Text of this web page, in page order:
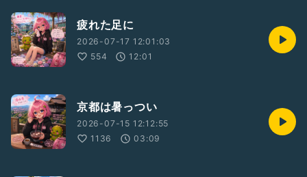
疲れた足に
2026-07-17 12:01:03
554
12:01
京都は暑っつい
2026-07-15 12:12:55
1136
03:09